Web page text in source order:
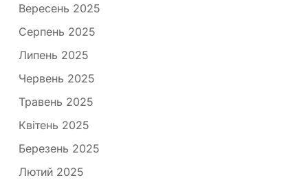
Вересень 2025
Серпень 2025
Липень 2025
Червень 2025
Травень 2025
Квітень 2025
Березень 2025
Лютий 2025